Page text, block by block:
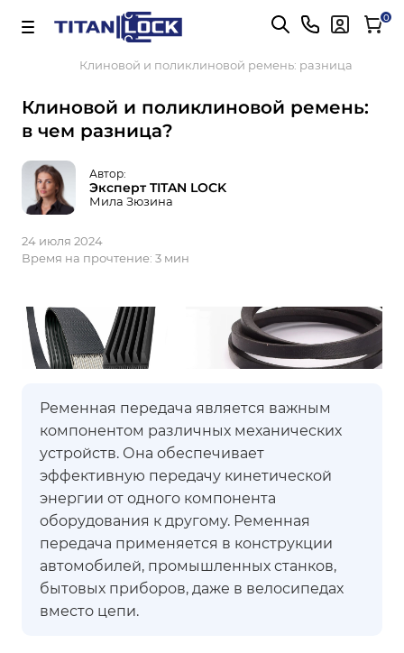
Важно! Для оплаты заказов Подробнее 0
Главная
Блог
Клиновой и поликлиновой ремень: разница
Клиновой и поликлиновой ремень:
в чем разница?
Автор:
Эксперт TITAN LOCK
Мила Зюзина
24 июля 2024
Время на прочтение: 3 мин
Ременная передача является важным
компонентом различных механических
устройств. Она обеспечивает
эффективную передачу кинетической
энергии от одного компонента
оборудования к другому. Ременная
передача применяется в конструкции
автомобилей, промышленных станков,
бытовых приборов, даже в велосипедах
вместо цепи.